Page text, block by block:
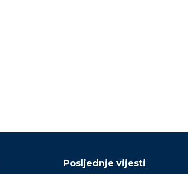
Posljednje vijesti